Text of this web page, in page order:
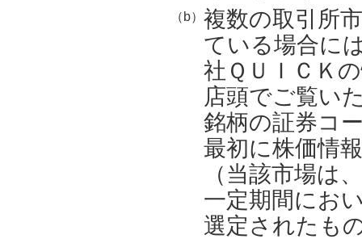
（b）複数の取引所
ている場合に
社ＱＵＩＣＫ
店頭でご覧い
銘柄の証券コ
最初に株価情
（当該市場は
一定期間にお
選定されたも